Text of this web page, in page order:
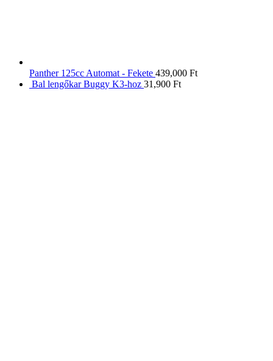
Panther 125cc Automat - Fekete 439,000 Ft
Bal lengőkar Buggy K3-hoz 31,900 Ft